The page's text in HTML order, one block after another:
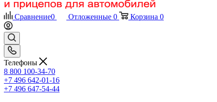
Сравнение0 Отложенные 0 Корзина 0
Телефоны
8 800 100-34-70
+7 496 642-01-16
+7 496 647-54-44